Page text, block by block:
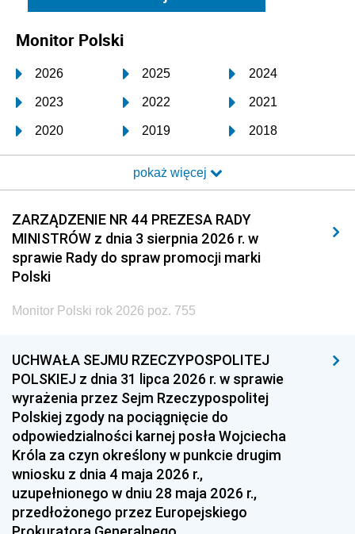
Monitor Polski
2026 2025 2024
2023 2022 2021
2020 2019 2018
2017 2016 2015
2014 2013 2012
2011 2010 2009
2008 2007 2006
2005
1996 1995 1994
1993 1992 1991
1990 1989
1987 1986 1985
1984 1983
1981 1980 1979
1978 1977
pokaż więcej
ZARZĄDZENIE NR 44 PREZESA RADY
MINISTRÓW z dnia 3 sierpnia 2026 r. w
sprawie Rady do spraw promocji marki
Polski
Monitor Polski rok 2026 poz. 755
UCHWAŁA SEJMU RZECZYPOSPOLITEJ
POLSKIEJ z dnia 31 lipca 2026 r. w sprawie
wyrażenia przez Sejm Rzeczypospolitej
Polskiej zgody na pociągnięcie do
odpowiedzialności karnej posła Wojciecha
Króla za czyn określony w punkcie drugim
wniosku z dnia 4 maja 2026 r.,
uzupełnionego w dniu 28 maja 2026 r.,
przedłożonego przez Europejskiego